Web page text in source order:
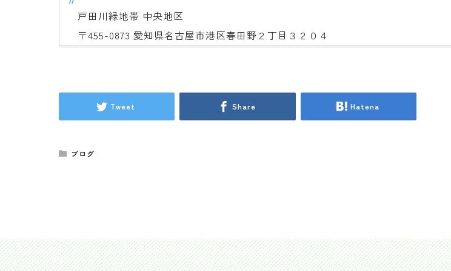
戸田川緑地帯 中央地区
〒455-0873 愛知県名古屋市港区春田野２丁目３２０４
Tweet Share Hatena
ブログ